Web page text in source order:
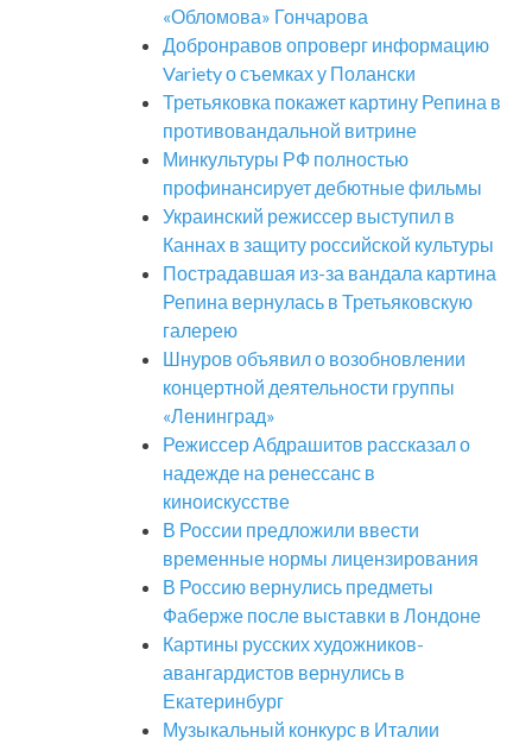
«Обломова» Гончарова
Добронравов опроверг информацию
Variety о съемках у Полански
Третьяковка покажет картину Репина в
противовандальной витрине
Минкультуры РФ полностью
профинансирует дебютные фильмы
Украинский режиссер выступил в
Каннах в защиту российской культуры
Пострадавшая из-за вандала картина
Репина вернулась в Третьяковскую
галерею
Шнуров объявил о возобновлении
концертной деятельности группы
«Ленинград»
Режиссер Абдрашитов рассказал о
надежде на ренессанс в
киноискусстве
В России предложили ввести
временные нормы лицензирования
В Россию вернулись предметы
Фаберже после выставки в Лондоне
Картины русских художников-
авангардистов вернулись в
Екатеринбург
Музыкальный конкурс в Италии